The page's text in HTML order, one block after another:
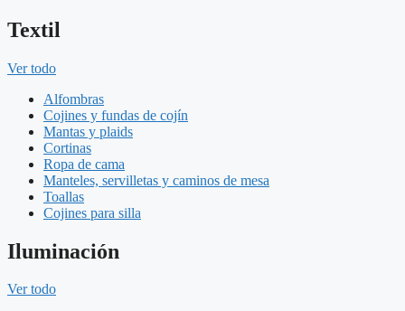
Textil
Ver todo
Alfombras
Cojines y fundas de cojín
Mantas y plaids
Cortinas
Ropa de cama
Manteles, servilletas y caminos de mesa
Toallas
Cojines para silla
Iluminación
Ver todo